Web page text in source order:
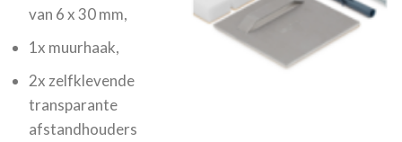
van 6 x 30 mm,
1x muurhaak,
2x zelfklevende
transparante
afstandhouders